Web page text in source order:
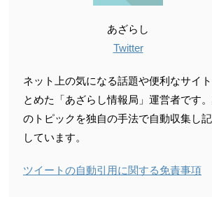
あざらし
Twitter
ネット上の気になる話題や便利なサイ
とめた「あざらし情報局」運営者です
のトピックを独自の手法で自動収集し
しています。
ツイートの自動引用に関する免責事項